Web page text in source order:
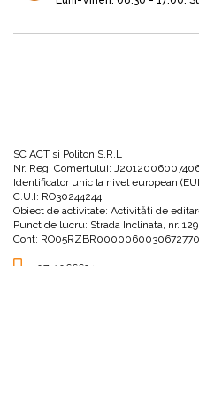
SC ACT si Politon S.R.L
Nr. Reg. Comertului:
Identificator unic la nivel european
C.U.I: RO30244244
Obiect de activitate: Activităţi de
Punct de lucru: Strada Inclinata, nr.
Cont:
0751066694